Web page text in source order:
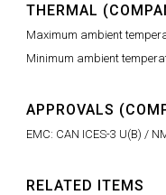
THERMAL
Maximum ambient
Minimum ambient
APPROVALS
EMC: CAN ICES-3 U(B) /
RELATED ITEMS